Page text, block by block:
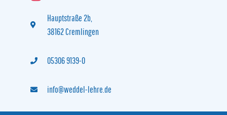
Hauptstraße 2b,
38162 Cremlingen
05306 9139-0‬
info@weddel-lehre.de